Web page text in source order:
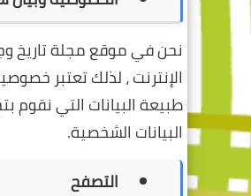
نحن في موقع مجلة تاريخ
الإنترنت ، لذلك تعتبر
طبيعة البيانات التي نقوم
البيانات الشخصية.
التصفح